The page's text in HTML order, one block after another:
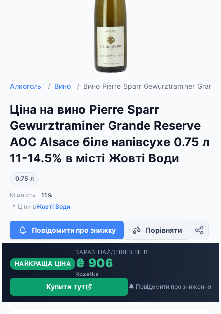
Алкоголь / Вино / Вино Pierre Sparr Gewurztraminer
Ціна на вино Pierre Sparr
Gewurztraminer Grande Reserve
AOC Alsace біле напівсухе 0.75 л
11-14.5% в місті Жовті Води
0.75 л
Міцність
11%
📍 Ціни вЖовті Води
Повідомити про знижку Порівняти
НАЙКРАЩА ЦІНА
ЗАРАЗ НАЙДЕШЕВШЕ В
₴ 906
Rozetka
Купити тут 🔔 Повідомити про зниження